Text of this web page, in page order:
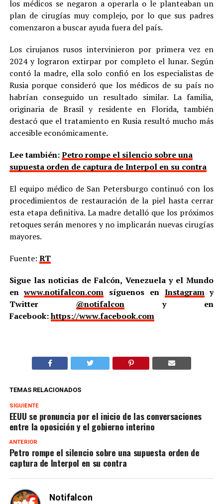
los médicos se negaron a operarla o le planteaban un
plan de cirugías muy complejo, por lo que sus padres
comenzaron a buscar ayuda fuera del país.
Los cirujanos rusos intervinieron por primera vez en
2024 y lograron extirpar por completo el lunar. Según
contó la madre, ella solo confió en los especialistas de
Rusia porque consideró que los médicos de su país no
habrían conseguido un resultado similar. La familia,
originaria de Brasil y residente en Florida, también
destacó que el tratamiento en Rusia resultó mucho más
accesible económicamente.
Lee también:Petro rompe el silencio sobre una
supuesta orden de captura de Interpol en su contra
El equipo médico de San Petersburgo continuó con los
procedimientos de restauración de la piel hasta cerrar
esta etapa definitiva. La madre detalló que los próximos
retoques serán menores y no implicarán nuevas cirugías
mayores.
Fuente: RT
Sigue las noticias de Falcón, Venezuela y el Mundo
enwww.notifalcon.com síguenos en Instagramy
Twitter @notifalcony en
Facebook:https://www.facebook.com
TEMAS RELACIONADOS
SIGUIENTE
EEUU se pronuncia por el inicio de las conversaciones
entre la oposición y el gobierno interino
ANTERIOR
Petro rompe el silencio sobre una supuesta orden de
captura de Interpol en su contra
Notifalcon